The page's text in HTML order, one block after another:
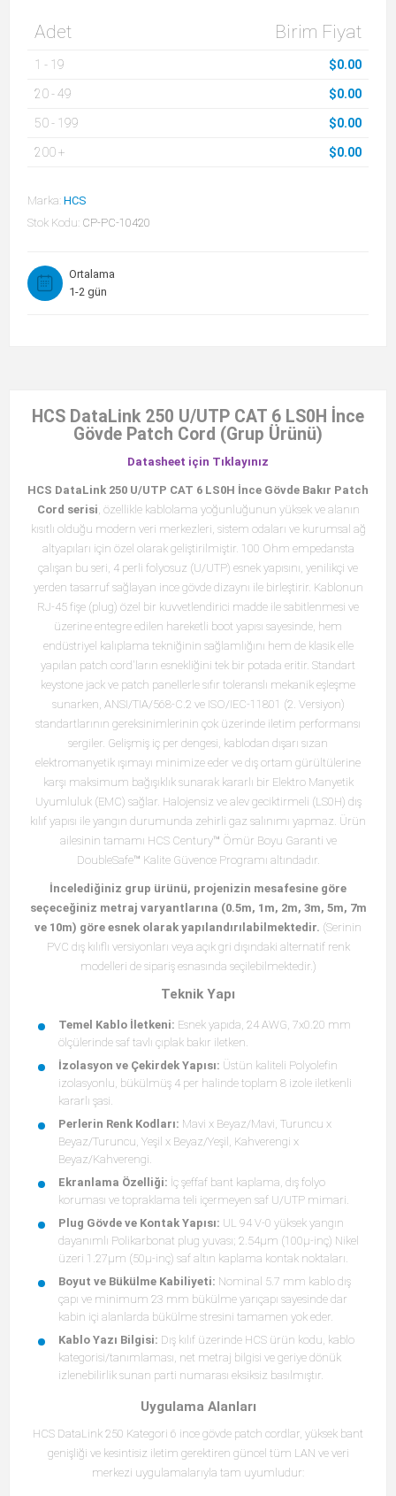
Adet Birim Fiyat
1 - 19 $0.00
20-49 $0.00
50- 199 $0.00
200+ $0.00
Marka: HCS
Stok Kodu: CP-PC-10420
Ortalama
1-2 gün
HCS DataLink 250 U/UTP CAT 6 LS0H İnce
Gövde Patch Cord (Grup Ürünü)
Datasheet için Tıklayınız
HCS DataLink 250 U/UTP CAT 6 LS0H İnce Gövde Bakır Patch
Cord serisi, özellikle kablolama yoğunluğunun yüksek ve alanın
kısıtlı olduğu modern veri merkezleri, sistem odaları ve kurumsal ağ
altyapıları için özel olarak geliştirilmiştir. 100 Ohm empedansta
çalışan bu seri, 4 perli folyosuz (U/UTP) esnek yapısını, yenilikçi ve
yerden tasarruf sağlayan ince gövde dizaynı ile birleştirir. Kablonun
RJ-45 fişe (plug) özel bir kuvvetlendirici madde ile sabitlenmesi ve
üzerine entegre edilen hareketli boot yapısı sayesinde, hem
endüstriyel kalıplama tekniğinin sağlamlığını hem de klasik elle
yapılan patch cord'ların esnekliğini tek bir potada eritir. Standart
keystone jack ve patch panellerle sıfır toleranslı mekanik eşleşme
sunarken, ANSI/TIA/568-C.2 ve ISO/IEC-11801 (2. Versiyon)
standartlarının gereksinimlerinin çok üzerinde iletim performansı
sergiler. Gelişmiş iç per dengesi, kablodan dışarı sızan
elektromanyetik ışımayı minimize eder ve dış ortam gürültülerine
karşı maksimum bağışıklık sunarak kararlı bir Elektro Manyetik
Uyumluluk (EMC) sağlar. Halojensiz ve alev geciktirmeli (LS0H) dış
kılıf yapısı ile yangın durumunda zehirli gaz salınımı yapmaz. Ürün
ailesinin tamamı HCS Century™ Ömür Boyu Garanti ve
DoubleSafe™ Kalite Güvence Programı altındadır.
İncelediğiniz grup ürünü, projenizin mesafesine göre
seçeceğiniz metraj varyantlarına (0.5m, 1m, 2m, 3m, 5m, 7m
ve 10m) göre esnek olarak yapılandırılabilmektedir. (Serinin
PVC dış kılıflı versiyonları veya açık gri dışındaki alternatif renk
modelleri de sipariş esnasında seçilebilmektedir.)
Teknik Yapı
Temel Kablo İletkeni: Esnek yapıda, 24 AWG, 7x0.20 mm
ölçülerinde saf tavlı çıplak bakır iletken.
İzolasyon ve Çekirdek Yapısı: Üstün kaliteli Polyolefin
izolasyonlu, bükülmüş 4 per halinde toplam 8 izole iletkenli
kararlı şasi.
Perlerin Renk Kodları: Mavi x Beyaz/Mavi, Turuncu x
Beyaz/Turuncu, Yeşil x Beyaz/Yeşil, Kahverengi x
Beyaz/Kahverengi.
Ekranlama Özelliği: İç şeffaf bant kaplama, dış folyo
koruması ve topraklama teli içermeyen saf U/UTP mimari.
Plug Gövde ve Kontak Yapısı: UL 94 V-0 yüksek yangın
dayanımlı Polikarbonat plug yuvası; 2.54μm (100μ-inç) Nikel
üzeri 1.27μm (50μ-inç) saf altın kaplama kontak noktaları.
Boyut ve Bükülme Kabiliyeti: Nominal 5.7 mm kablo dış
çapı ve minimum 23 mm bükülme yarıçapı sayesinde dar
kabin içi alanlarda bükülme stresini tamamen yok eder.
Kablo Yazı Bilgisi: Dış kılıf üzerinde HCS ürün kodu, kablo
kategorisi/tanımlaması, net metraj bilgisi ve geriye dönük
izlenebilirlik sunan parti numarası eksiksiz basılmıştır.
Uygulama Alanları
HCS DataLink 250 Kategori 6 ince gövde patch cordlar, yüksek bant
genişliği ve kesintisiz iletim gerektiren güncel tüm LAN ve veri
merkezi uygulamalarıyla tam uyumludur: